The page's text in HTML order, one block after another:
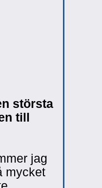
största
till
jag
mycket